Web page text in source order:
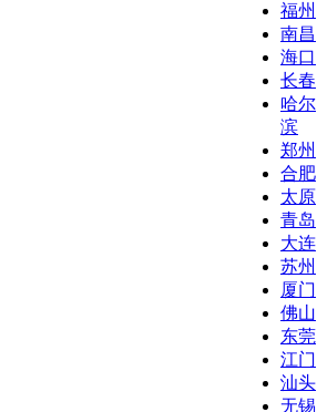
福州
南昌
海口
长春
哈尔
滨
郑州
合肥
太原
青岛
大连
苏州
厦门
佛山
东莞
江门
汕头
无锡